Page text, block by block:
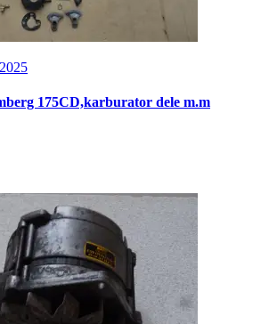
175CD,karburator dele m.m